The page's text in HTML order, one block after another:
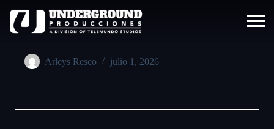
Arleys Resco julio 1, 2026